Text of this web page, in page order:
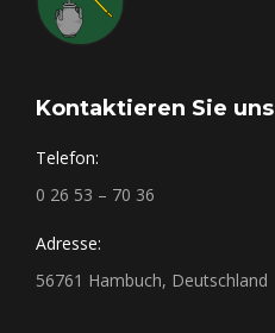
Kontaktieren Sie uns
Telefon:
0 26 53 – 70 36
Adresse:
56761 Hambuch, Deutschland